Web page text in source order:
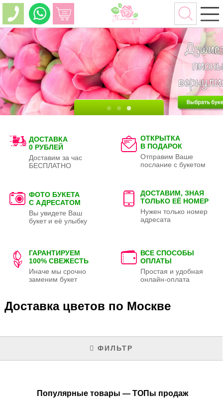
ДОСТАВКА
0 РУБЛЕЙ
Доставим за час
БЕСПЛАТНО
ОТКРЫТКА
В ПОДАРОК
Отправим Ваше
послание с букетом
ФОТО БУКЕТА
С АДРЕСАТОМ
Вы увидете Ваш
букет и её улыбку
ДОСТАВИМ, ЗНАЯ
ТОЛЬКО ЕЁ НОМЕР
Нужен только номер
адресата
ГАРАНТИРУЕМ
100% СВЕЖЕСТЬ
Иначе мы срочно
заменим букет
ВСЕ СПОСОБЫ
ОПЛАТЫ
Простая и удобная
онлайн-оплата
Доставка цветов по Москве
ФИЛЬТР
Популярные товары — ТОПы продаж